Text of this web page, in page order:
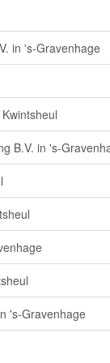
in 's-Gravenhage
B.V. in 's-
's-Gravenhage